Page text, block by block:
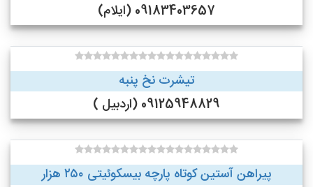
09183403657 (ایلام)
تیشرت نخ پنبه
09125948829 (اردبیل )
پیراهن آستین کوتاه پارچه بیسکوئیتی ۲۵۰ هزار